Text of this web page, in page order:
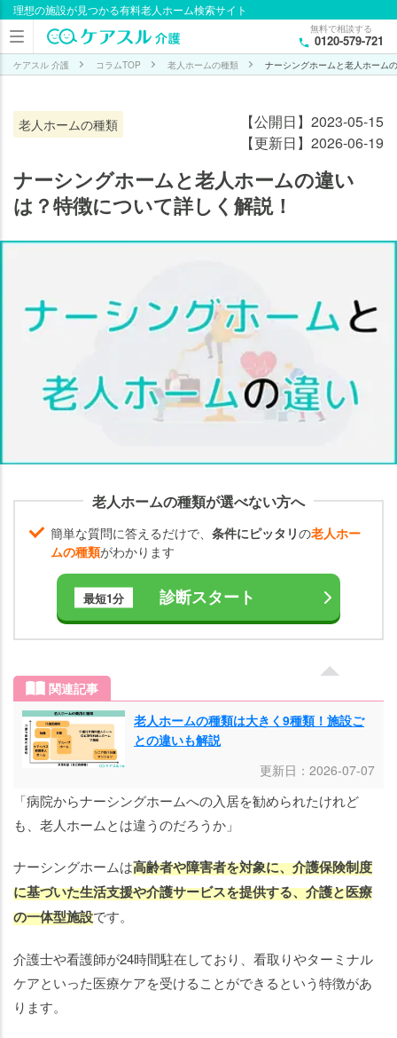
理想の施設が見つかる有料老人ホーム検索サイト
無料で相談する
0120-579-721
ケアスル 介護 コラムTOP 老人ホームの種類 ナーシングホームと老人ホーム
老人ホームの種類
【公開日】2023-05-15
【更新日】2026-06-19
ナーシングホームと老人ホームの違い
は？特徴について詳しく解説！
老人ホームの種類が選べない方へ
簡単な質問に答えるだけで、 条件にピッタリの老人ホー
ムの種類がわかります
最短1分 診断スタート
関連記事
老人ホームの種類は大きく9種類！施設ご
との違いも解説
更新日：2026-07-07
「病院からナーシングホームへの入居を勧められたけれど
も、老人ホームとは違うのだろうか」
ナーシングホームは高齢者や障害者を対象に、介護保険制度
に基づいた生活支援や介護サービスを提供する、介護と医療
の一体型施設です。
介護士や看護師が24時間駐在しており、看取りやターミナル
ケアといった医療ケアを受けることができるという特徴があ
ります。
目次
ナ
ー
ン
グ
ー
ム
と
老
ー
い
シ
グ
ホ
ー
ム
老
人
ー
ム
の
特
徴
違
い
ナ
ー
シ
ン
グ
ホ
ー
ム